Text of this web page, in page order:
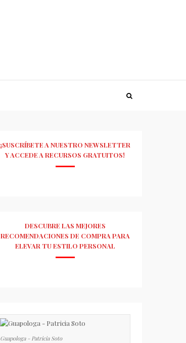
¡SUSCRÍBETE A NUESTRO NEWSLETTER
Y ACCEDE A RECURSOS GRATUITOS!
DESCUBRE LAS MEJORES
RECOMENDACIONES DE COMPRA PARA
ELEVAR TU ESTILO PERSONAL
Guapologa - Patricia Soto